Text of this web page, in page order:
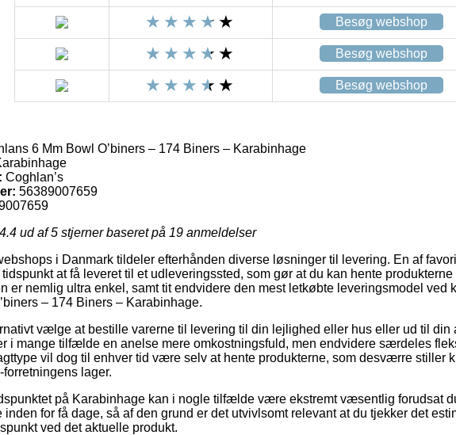
Besøg webshop
Besøg webshop
Besøg webshop
6 Mm Bowl O’biners – 174 Biners – Karabinhage
Coghlan’s
56389007659
4.4 ud af 5 stjerner baseret på 19 anmeldelser
i Danmark tildeler efterhånden diverse løsninger til levering. En af
at få leveret til et udleveringssted, som gør at du kan hente
er nemlig ultra enkel, samt tit endvidere den mest letkøbte leveringsmodel ved
– 174 Biners – Karabinhage.
vælge at bestille varerne til levering til din lejlighed eller hus eller ud til din
i mange tilfælde en anelse mere omkostningsfuld, men endvidere særdeles
vil dog til enhver tid være selv at hente produkterne, som desværre stiller
forretningens lager.
på Karabinhage kan i nogle tilfælde være ekstremt væsentlig forudsat
inden for få dage, så af den grund er det utvivlsomt relevant at du tjekker det
ved det aktuelle produkt.